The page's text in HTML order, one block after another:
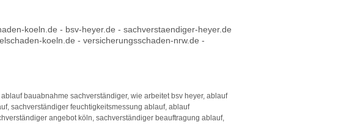
koeln.de - bsv-heyer.de - sachverstaendiger-heyer.de
koeln.de - versicherungsschaden-nrw.de -
bauabnahme sachverständiger, wie arbeitet bsv heyer, ablauf
sachverständiger feuchtigkeitsmessung ablauf, ablauf
angebot köln, sachverständiger beauftragung ablauf,